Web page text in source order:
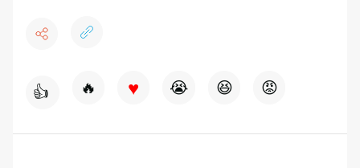
👍 🔥 ♥ 😭 😆 😡